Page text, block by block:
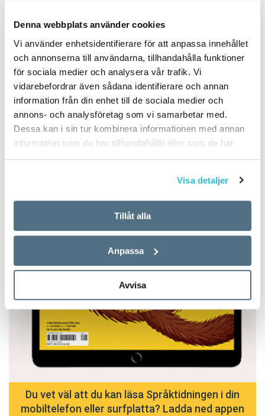
Denna webbplats använder cookies
Vi använder enhetsidentifierare för att anpassa innehållet
och annonserna till användarna, tillhandahålla funktioner
för sociala medier och analysera vår trafik. Vi
vidarebefordrar även sådana identifierare och annan
information från din enhet till de sociala medier och
annons- och analysföretag som vi samarbetar med.
Dessa kan i sin tur kombinera informationen med annan
information som du har tillhandahållit eller som de har
samlat in när du har använt deras tjänster.
Visa detaljer
Tillåt alla
Anpassa
Avvisa
PUBLICERAD 2025-01-18
Du vet väl att du kan läsa Språktidningen i din
mobiltelefon eller surfplatta? Ladda ned appen